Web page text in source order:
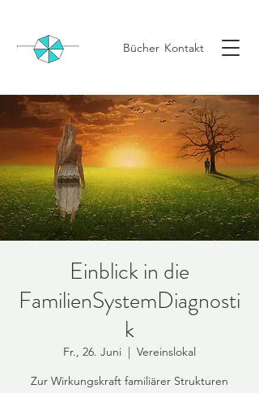
Bücher Kontakt
Einblick in die
FamilienSystemDiagnosti
k
Fr., 26. Juni
  |
Vereinslokal
Zur Wirkungskraft familiärer Strukturen